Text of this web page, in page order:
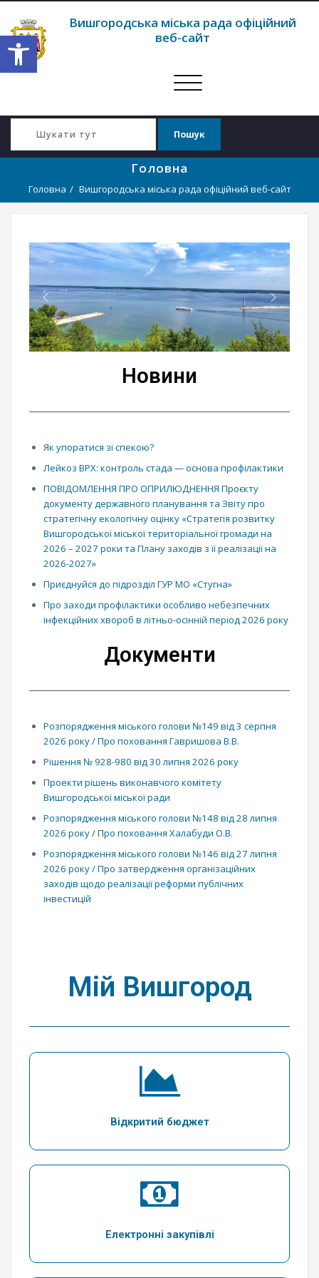
Відкрити Панель інструментів
Вишгородська міська рада офіційний
веб-сайт
Перемкнути
Головна
Головна Вишгородська міська рада офіційний веб-сайт
Новини
Як упоратися зі спекою?
Лейкоз ВРХ: контроль стада — основа профілактики
ПОВІДОМЛЕННЯ ПРО ОПРИЛЮДНЕННЯ Проєкту
документу державного планування та Звіту про
стратегічну екологічну оцінку «Стратегія розвитку
Вишгородської міської територіальної громади на
2026 – 2027 роки та Плану заходів з її реалізації на
2026-2027»
Приєднуйся до підрозділ ГУР МО «Стугна»
Про заходи профілактики особливо небезпечних
інфекційних хвороб в літньо-осінній період 2026 року
Документи
Розпорядження міського голови №149 від 3 серпня
2026 року / Про поховання Гавришова В.В.
Рішення № 928-980 від 30 липня 2026 року
Проекти рішень виконавчого комітету
Вишгородської міської ради
Розпорядження міського голови №148 від 28 липня
2026 року / Про поховання Халабуди О.В.
Розпорядження міського голови №146 від 27 липня
2026 року / Про затвердження організаційних
заходів щодо реалізації реформи публічних
інвестицій
Мій Вишгород
Відкритий бюджет
Електронні закупівлі